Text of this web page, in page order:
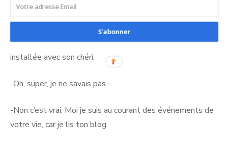
pas revue depuis plusieurs mois m’a raconté :
-Tu sais, ma fille, elle a changé de travail. Elle s’est
installée avec son chéri.
-Oh, super, je ne savais pas.
-Non c’est vrai. Moi je suis au courant des événements de
votre vie, car je lis ton blog.
S'abonner